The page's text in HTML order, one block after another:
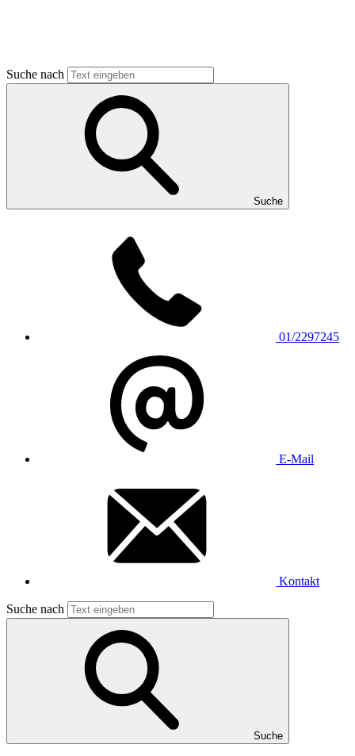
Suche nach
Suche
01/2297245
E-Mail
Kontakt
Suche nach
Suche